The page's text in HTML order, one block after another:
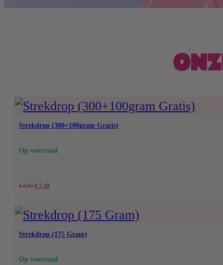
Strekdrop (300+100gram Gratis)
Op voorraad
€9,95Oorspronkelijke
was:
€ 9,95.
€ 7,49
is:
€ 7,49.
Strekdrop (175 Gram)
Op voorraad